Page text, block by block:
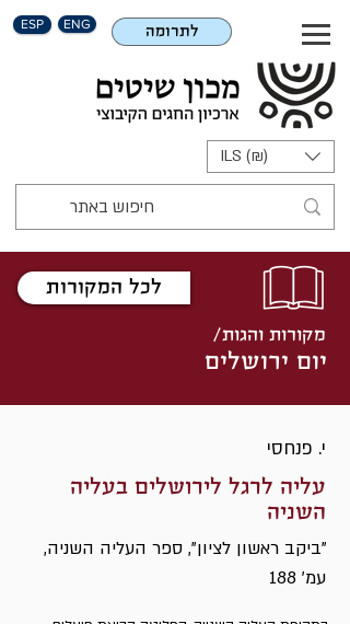
ESP ENG לתרומה
ILS (₪)
לכל המקורות
מקורות והגות/
יום ירושלים
י. פנחסי
עליה לרגל לירושלים בעליה
השניה
"ביקב ראשון לציון", ספר העליה השניה,
עמ' 188